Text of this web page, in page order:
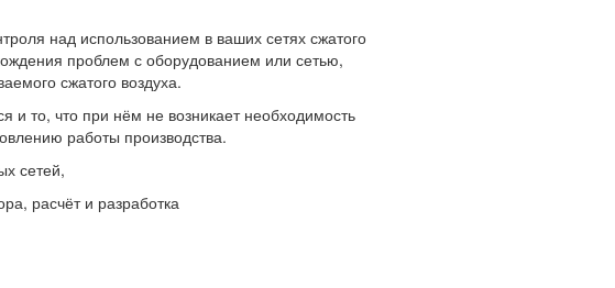
над использованием в ваших сетях сжатого
проблем с оборудованием или сетью,
сжатого воздуха.
и то, что при нём не возникает необходимость
работы производства.
сетей,
расчёт и разработка